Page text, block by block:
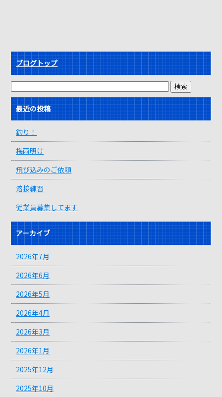
ブログトップ
最近の投稿
釣り！
梅雨明け
飛び込みのご依頼
溶接練習
従業員募集してます
アーカイブ
2026年7月
2026年6月
2026年5月
2026年4月
2026年3月
2026年1月
2025年12月
2025年10月